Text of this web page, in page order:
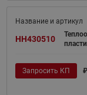
HH430510
Запросить КП ₽